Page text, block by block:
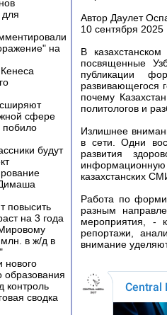
на
сфере
побило
будут
повысить
на 3 года
млн. в ж/д в
нового
образования
контроль
сводка
Автор Даулет
10 сентября 2025
В
посвященные
публикации
развивающегося
почему
политологов и
Излишнее
в сети. Одни
развития
казахстанских
Работа по
разным
мероприятия, -
репортажи,
внимание